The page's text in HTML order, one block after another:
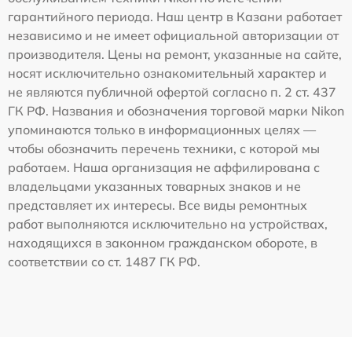
гарантийного периода. Наш центр в Казани работает
независимо и не имеет официальной авторизации от
производителя. Цены на ремонт, указанные на сайте,
носят исключительно ознакомительный характер и
не являются публичной офертой согласно п. 2 ст. 437
ГК РФ. Названия и обозначения торговой марки Nikon
упоминаются только в информационных целях —
чтобы обозначить перечень техники, с которой мы
работаем. Наша организация не аффилирована с
владельцами указанных товарных знаков и не
представляет их интересы. Все виды ремонтных
работ выполняются исключительно на устройствах,
находящихся в законном гражданском обороте, в
соответствии со ст. 1487 ГК РФ.